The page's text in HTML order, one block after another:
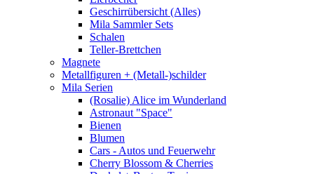
Geschirrübersicht (Alles)
Mila Sammler Sets
Schalen
Teller-Brettchen
Magnete
Metallfiguren + (Metall-)schilder
Mila Serien
(Rosalie) Alice im Wunderland
Astronaut "Space"
Bienen
Blumen
Cars - Autos und Feuerwehr
Cherry Blossom & Cherries